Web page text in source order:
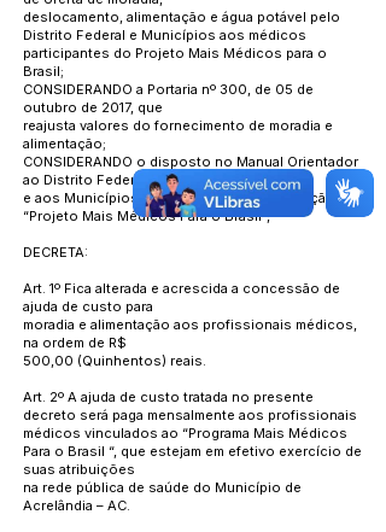
deslocamento, alimentação e água potável pelo
Distrito Federal e Municípios aos médicos
participantes do Projeto Mais Médicos para o
Brasil;
CONSIDERANDO a Portaria nº 300, de 05 de
outubro de 2017, que
reajusta valores do fornecimento de moradia e
alimentação;
CONSIDERANDO o disposto no Manual Orientador
ao Distrito Federal
e aos Municípios, expedido pela Coordenação do
“Projeto Mais Médicos Para o Brasil”,
DECRETA:
Art. 1º Fica alterada e acrescida a concessão de
ajuda de custo para
moradia e alimentação aos profissionais médicos,
na ordem de R$
500,00 (Quinhentos) reais.
Art. 2º A ajuda de custo tratada no presente
decreto será paga mensalmente aos profissionais
médicos vinculados ao “Programa Mais Médicos
Para o Brasil “, que estejam em efetivo exercício de
suas atribuições
na rede pública de saúde do Município de
Acrelândia – AC.